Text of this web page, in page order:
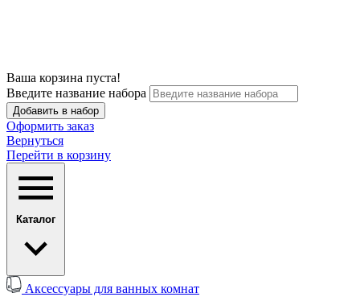
Ваша корзина пуста!
Введите название набора
Добавить в набор
Оформить заказ
Вернуться
Перейти в корзину
Каталог
Аксессуары для ванных комнат